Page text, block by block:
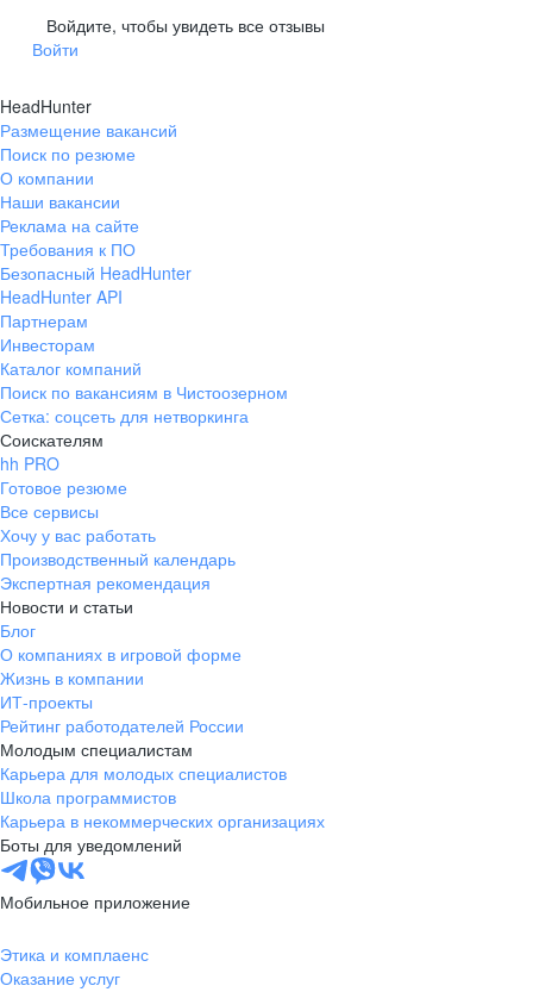
Государственная
Официальная профессиональная
переподготовка
и повышение квалификации
Разработка на 1С, Yii2 и SQL
Войдите, чтобы увидеть все отзывы
Войти
HeadHunter
Размещение вакансий
Поиск по резюме
О компании
Наши вакансии
Реклама на сайте
Требования к ПО
Безопасный HeadHunter
HeadHunter API
Партнерам
Инвесторам
Каталог компаний
Поиск по вакансиям в Чистоозерном
Сетка: соцсеть для нетворкинга
Соискателям
hh PRO
Готовое резюме
Все сервисы
Хочу у вас работать
Производственный календарь
Экспертная рекомендация
Новости и статьи
Блог
О компаниях в игровой форме
Жизнь в компании
ИТ-проекты
Рейтинг работодателей России
Молодым специалистам
Карьера для молодых специалистов
Школа программистов
Карьера в некоммерческих организациях
Боты для уведомлений
Мобильное приложение
Этика и комплаенс
Оказание услуг